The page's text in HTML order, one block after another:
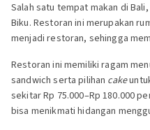
Salah satu tempat makan di
Biku. Restoran ini merupakan
menjadi restoran, sehingga
Restoran ini memiliki ragam
sandwich serta pilihan cake
sekitar Rp 75.000–Rp 180.000
bisa menikmati hidangan